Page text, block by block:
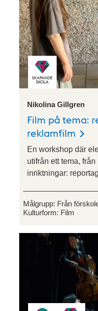
Nikolina Gillgren
Film på tema:
reklamfilm
En workshop där
utifrån ett tema,
inriktningar:
Målgrupp: Från
Kulturform: Film